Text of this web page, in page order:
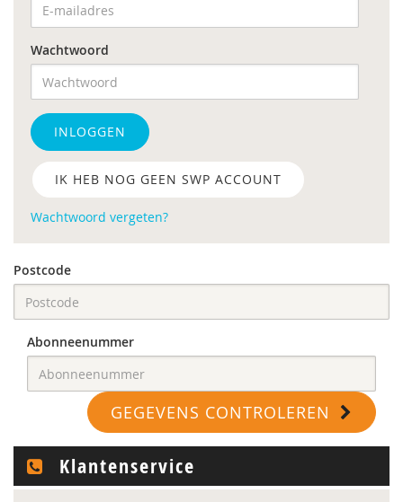
Wachtwoord
INLOGGEN
IK HEB NOG GEEN SWP ACCOUNT
Wachtwoord vergeten?
Postcode
Abonneenummer
GEGEVENS CONTROLEREN
Klantenservice